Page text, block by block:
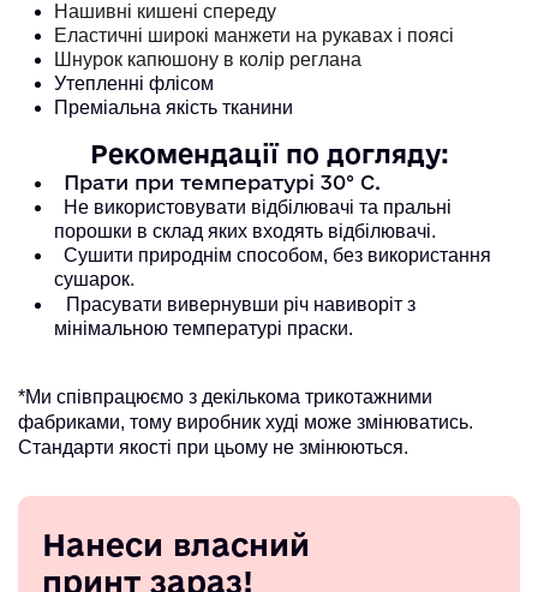
Нашивні кишені спереду
Еластичні широкі манжети на рукавах і поясі
Шнурок капюшону в колір реглана
Утепленні флісом
Преміальна якість тканини
Рекомендації по догляду:
Прати при температурі 30° С.
Не використовувати відбілювачі та пральні
порошки в склад яких входять відбілювачі.
Сушити природнім способом, без використання
сушарок.
Прасувати вивернувши річ навиворіт з
мінімальною температурі праски.
*Ми співпрацюємо з декількома трикотажними
фабриками, тому виробник худі може змінюватись.
Стандарти якості при цьому не змінюються.
Нанеси власний
принт зараз!